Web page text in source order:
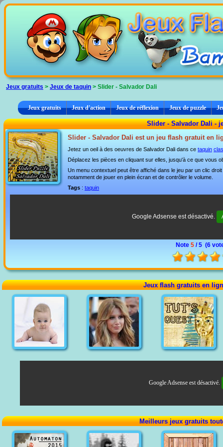
Jeux gratuits > Jeux de taquin > Slider - Salvador Dali
Jeux gratuits Jeux d'action Jeux de réflexion Jeux de puzzle
Slider - Salvador Dali -
Slider - Salvador Dali est un jeu flash gratuit en
Jetez un oeil à des oeuvres de Salvador Dali dans ce taquin
Déplacez les pièces en cliquant sur elles, jusqu'à ce que vous
Un menu contextuel peut être affiché dans le jeu par un clic
notamment de jouer en plein écran et de contrôler le volume.
Tags : taquin
Google Adsense est désactivé.
Note 5/ 5 (6
Jeux flash gratuits en
Google Adsense est désactivé.
Meilleurs jeux gratuits
Panneau de gestion des cookies